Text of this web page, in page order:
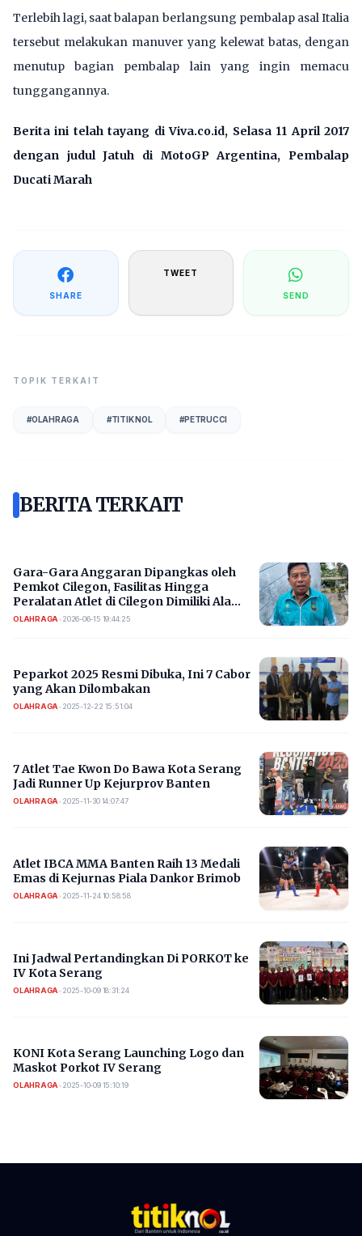
Terlebih lagi, saat balapan berlangsung pembalap asal Italia
tersebut melakukan manuver yang kelewat batas, dengan
menutup bagian pembalap lain yang ingin memacu
tunggangannya.
Berita ini telah tayang di Viva.co.id, Selasa 11 April 2017
dengan judulJatuh di MotoGP Argentina, Pembalap
Ducati Marah
SHARE
TWEET
SEND
TOPIK TERKAIT
#OLAHRAGA #TITIK NOL #PETRUCCI
BERITA TERKAIT
Gara-Gara Anggaran Dipangkas oleh
Pemkot Cilegon, Fasilitas Hingga
Peralatan Atlet di Cilegon Dimiliki Ala
Kadarnya
OLAHRAGA• 2026-06-15 19:44:25
Peparkot 2025 Resmi Dibuka, Ini 7 Cabor
yang Akan Dilombakan
OLAHRAGA• 2025-12-22 15:51:04
7 Atlet Tae Kwon Do Bawa Kota Serang
Jadi Runner Up Kejurprov Banten
OLAHRAGA• 2025-11-30 14:07:47
Atlet IBCA MMA Banten Raih 13 Medali
Emas di Kejurnas Piala Dankor Brimob
OLAHRAGA• 2025-11-24 10:58:58
Ini Jadwal Pertandingkan Di PORKOT ke
IV Kota Serang
OLAHRAGA• 2025-10-09 18:31:24
KONI Kota Serang Launching Logo dan
Maskot Porkot IV Serang
OLAHRAGA• 2025-10-09 15:10:19